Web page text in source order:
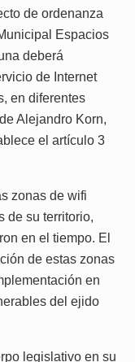
de ordenanza
Espacios
deberá
de Internet
en diferentes
Alejandro Korn,
el artículo 3
zonas de wifi
de su territorio,
en el tiempo. El
de estas zonas
en
del ejido
legislativo en su